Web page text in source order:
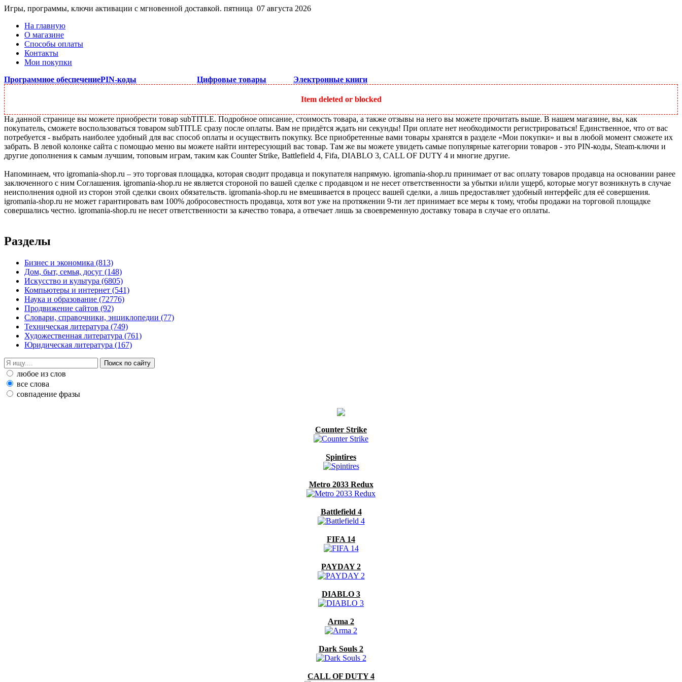
Игры, программы, ключи активации с мгновенной доставкой. пятница 07 августа 2026
На главную
О магазине
Способы оплаты
Контакты
Мои покупки
Программное обеспечениеPIN-коды Цифровые товары Электронные книги
Item deleted or blocked
На данной странице вы можете приобрести товар subTITLE. Подробное описание, стоимость товара, а также отзывы на него вы можете прочитать выше. В нашем магазине, вы, как
покупатель, сможете воспользоваться товаром subTITLE сразу после оплаты. Вам не придётся ждать ни секунды! При оплате нет необходимости регистрироваться! Единственное, что от вас
потребуется - выбрать наиболее удобный для вас способ оплаты и осуществить покупку. Все приобретенные вами товары хранятся в разделе «Мои покупки» и вы в любой момент сможете их
забрать. В левой колонке сайта с помощью меню вы можете найти интересующий вас товар. Там же вы можете увидеть самые популярные категории товаров - это PIN-коды, Steam-ключи и
другие дополнения к самым лучшим, топовым играм, таким как Counter Strike, Battlefield 4, Fifa, DIABLO 3, CALL OF DUTY 4 и многие другие.
Напоминаем, что igromania-shop.ru – это торговая площадка, которая сводит продавца и покупателя напрямую. igromania-shop.ru принимает от вас оплату товаров продавца на основании ранее
заключенного с ним Соглашения. igromania-shop.ru не является стороной по вашей сделке с продавцом и не несет ответственности за убытки и/или ущерб, которые могут возникнуть в случае
неисполнения одной из сторон этой сделки своих обязательств. igromania-shop.ru не вмешивается в процесс вашей сделки, а лишь предоставляет удобный интерфейс для её совершения.
igromania-shop.ru не может гарантировать вам 100% добросовестность продавца, хотя вот уже на протяжении 9-ти лет принимает все меры к тому, чтобы продажи на торговой площадке
совершались честно. igromania-shop.ru не несет ответственности за качество товара, а отвечает лишь за своевременную доставку товара в случае его оплаты.
Разделы
Бизнес и экономика (813)
Дом, быт, семья, досуг (148)
Искусство и культура (6805)
Компьютеры и интернет (541)
Наука и образование (72776)
Продвижение сайтов (92)
Словари, справочники, энциклопедии (77)
Техническая литература (749)
Художественная литература (761)
Юридическая литература (167)
любое из слов
все слова
совпадение фразы
Counter Strike
Spintires
Metro 2033 Redux
Battlefield 4
FIFA 14
PAYDAY 2
DIABLO 3
Arma 2
Dark Souls 2
CALL OF DUTY 4